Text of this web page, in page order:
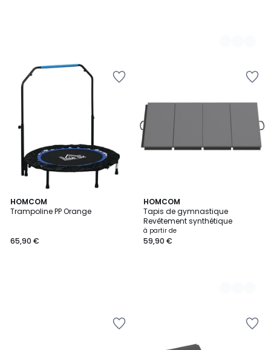
HOMCOM
Trampoline PP Orange
65,90 €
HOMCOM
Tapis de gymnastique
Revêtement synthétique
à partir de
59,90 €
2
Couleurs